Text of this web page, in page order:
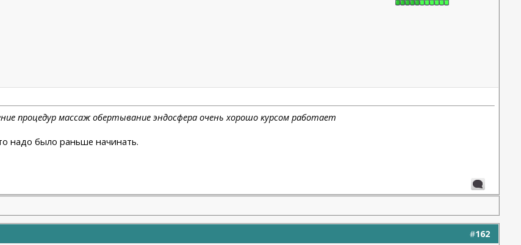
процедур массаж обертывание эндосфера очень хорошо курсом работает
надо было раньше начинать.
#162